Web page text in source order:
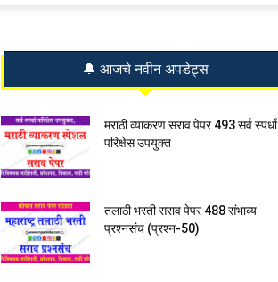
🔔 आजचे नवीन अपडेट्स
मराठी व्याकरण सराव पेपर 493 सर्व स्पर्धा
परिक्षेस उपयुक्त
तलाठी भरती सराव पेपर 488 संभाव्य
प्रश्नसंच (प्रश्न-50)